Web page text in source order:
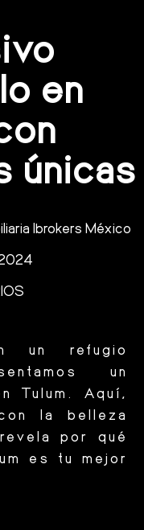
en
únicas
un refugio
un
Tulum. Aquí,
la belleza
por qué
es tu mejor
Ibrokers México